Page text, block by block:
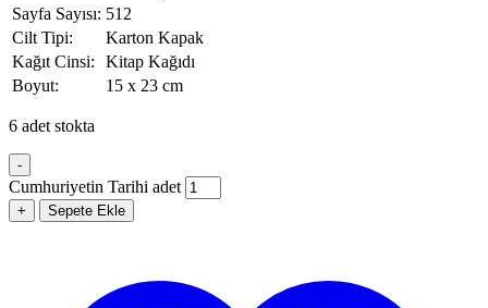
Sayfa Sayısı: 512
Cilt Tipi:
Karton Kapak
Kağıt Cinsi:
Kitap Kağıdı
Boyut:
15 x 23 cm
6 adet stokta
-
Cumhuriyetin Tarihi adet
+ Sepete Ekle